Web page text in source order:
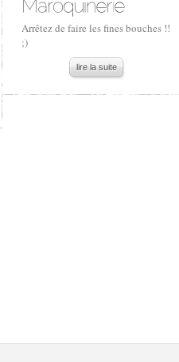
Arrêtez de faire les fines bouches !!
;)
lire la suite